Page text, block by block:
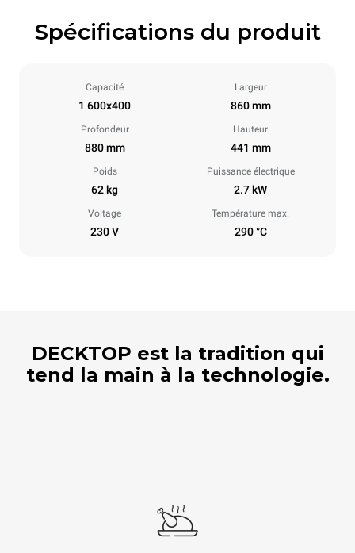
Spécifications du produit
Capacité
1 600x400
Largeur
860 mm
Profondeur
880 mm
Hauteur
441 mm
Poids
62 kg
Puissance électrique
2.7 kW
Voltage
230 V
Température max.
290 °C
DECKTOP est la tradition qui
tend la main à la technologie.